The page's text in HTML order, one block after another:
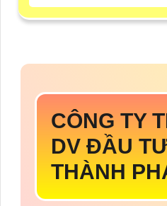
CÔNG TY
DV ĐẦU
THÀNH